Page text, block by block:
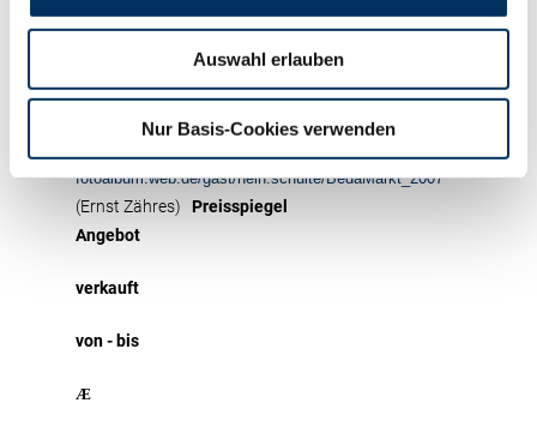
Auswahl erlauben
Nur Basis-Cookies verwenden
Berg, 54636 Fließem, Tel. 06569 9690-0, Fax 9690-
99. E-mail: infofliessem@ruweg.de / www.ruweg.de.
Fotos vom BEDA-Marktes hat Heinrich Schulte zu
einer sehenswerten Bildergalerie unter folgender
fotoalbum.web.de/gast/hein.schulte/BedaMarkt_2007
(Ernst Zähres) Preisspiegel
Angebot
verkauft
von - bis
Æ